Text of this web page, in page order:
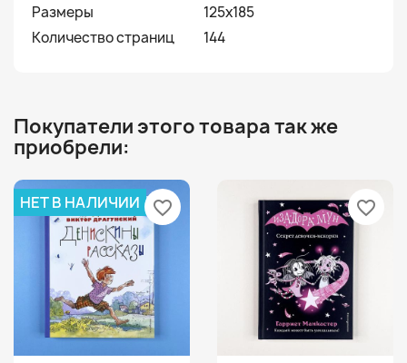
Размеры
125x185
Количество страниц
144
Покупатели этого товара так же
приобрели:
НЕТ В НАЛИЧИИ favorite_border favorite_border